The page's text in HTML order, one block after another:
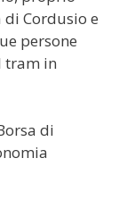
Cordusio e
persone
tram in
di